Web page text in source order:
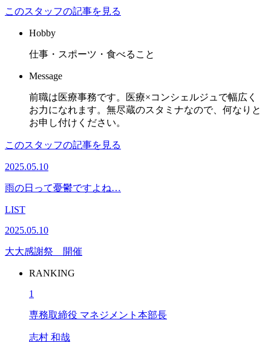
このスタッフの記事を見る
Hobby
仕事・スポーツ・食べること
Message
前職は医療事務です。医療×コンシェルジュで幅広く
お力になれます。無尽蔵のスタミナなので、何なりと
お申し付けください。
このスタッフの記事を見る
2025.05.10
雨の日って憂鬱ですよね…
LIST
2025.05.10
大大感謝祭 開催
RANKING
1
専務取締役 マネジメント本部長
志村 和哉